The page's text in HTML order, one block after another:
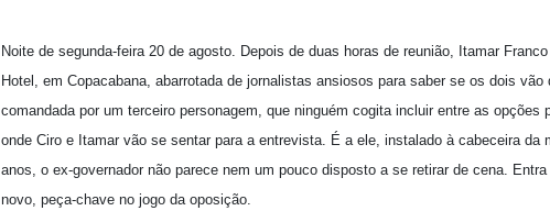
Noite de segunda-feira 20 de agosto. Depois de duas horas de reunião, Itamar
Hotel, em Copacabana, abarrotada de jornalistas ansiosos para saber se os dois
comandada por um terceiro personagem, que ninguém cogita incluir entre as
onde Ciro e Itamar vão se sentar para a entrevista. É a ele, instalado à cabeceira
anos, o ex-governador não parece nem um pouco disposto a se retirar de cena.
novo, peça-chave no jogo da oposição.